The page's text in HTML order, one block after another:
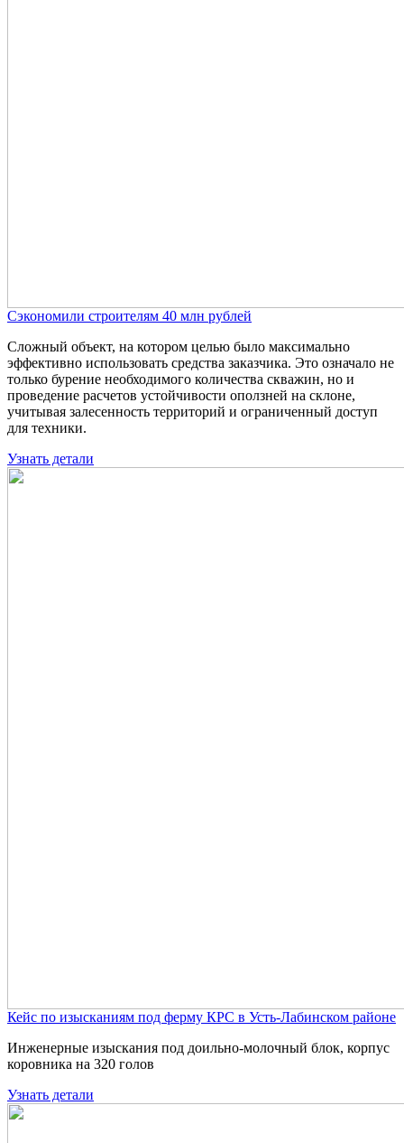
Сэкономили строителям 40 млн рублей
Сложный объект, на котором целью было максимально
эффективно использовать средства заказчика. Это означало не
только бурение необходимого количества скважин, но и
проведение расчетов устойчивости оползней на склоне,
учитывая залесенность территорий и ограниченный доступ
для техники.
Узнать детали
Кейс по изысканиям под ферму КРС в Усть-Лабинском районе
Инженерные изыскания под доильно-молочный блок, корпус
коровника на 320 голов
Узнать детали